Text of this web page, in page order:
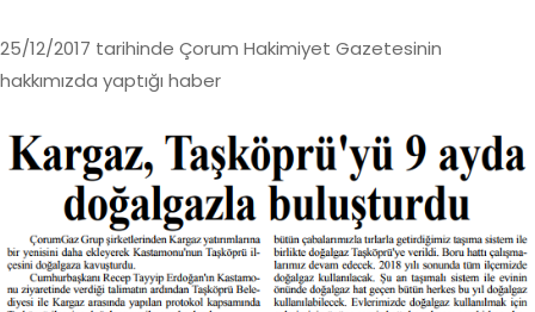
25/12/2017 tarihinde Çorum Hakimiyet Gazetesinin
hakkımızda yaptığı haber